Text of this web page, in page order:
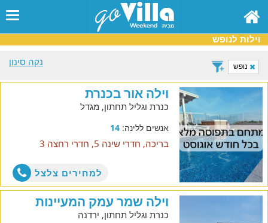
וילות לנופש
נקה סינון
נופש
וילה אור בכנרת
כנרת וגליל תחתון, מגדל
אנשים ללינה:14
בריכה, חדרי שינה 5, חדרי רחצה 3
למחירים צלצל
וילה שמר עמק המעיינות
כנרת וגליל תחתון, ירדנה